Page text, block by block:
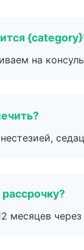
на
месяцев